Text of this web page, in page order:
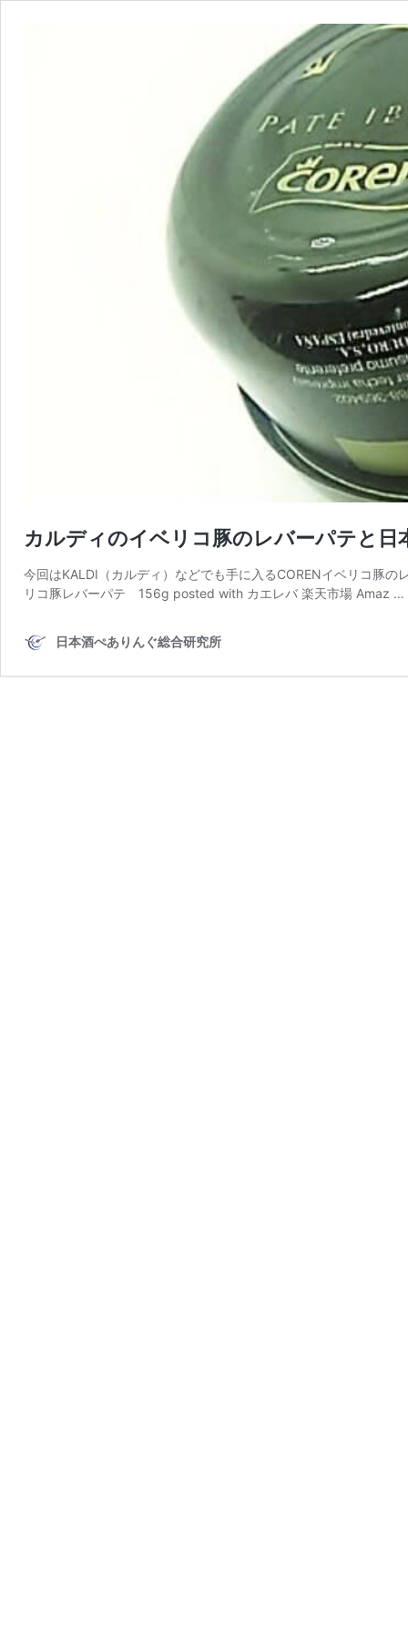
カルディのイベリコ豚のレバーパテと日
今回はKALDI（カルディ）などでも手に入るCORENイベリコ豚
リコ豚レバーパテ 156g posted with カエレバ 楽天市場 Amaz …
日本酒ぺありんぐ総合研究所